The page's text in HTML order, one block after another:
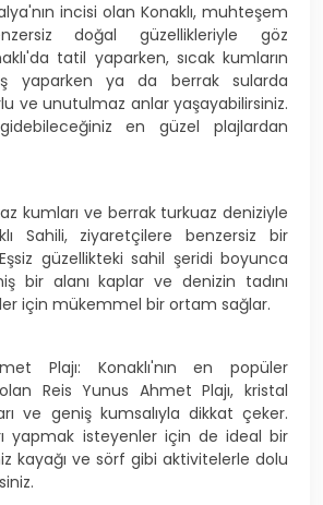
incisi olan Konaklı, muhteşem
doğal güzellikleriyle göz
tatil yaparken, sıcak kumların
yaparken ya da berrak sularda
ve unutulmaz anlar yaşayabilirsiniz.
en güzel plajlardan
kumları ve berrak turkuaz deniziyle
Sahili, ziyaretçilere benzersiz bir
güzellikteki sahil şeridi boyunca
bir alanı kaplar ve denizin tadını
için mükemmel bir ortam sağlar.
Plajı: Konaklı'nın en popüler
Reis Yunus Ahmet Plajı, kristal
ve geniş kumsalıyla dikkat çeker.
yapmak isteyenler için de ideal bir
kayağı ve sörf gibi aktivitelerle dolu